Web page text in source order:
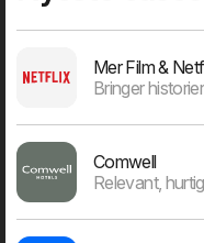
den vigtigste opgave at
Dage "in business"
Mer Film &
Bringer
Comwell
Relevant,